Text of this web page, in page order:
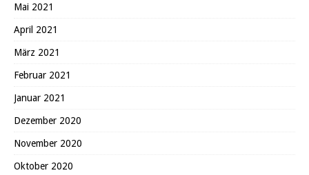
Mai 2021
April 2021
März 2021
Februar 2021
Januar 2021
Dezember 2020
November 2020
Oktober 2020